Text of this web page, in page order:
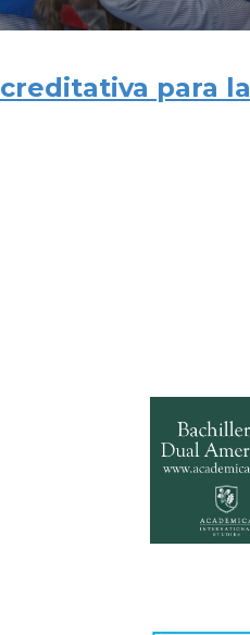
para la